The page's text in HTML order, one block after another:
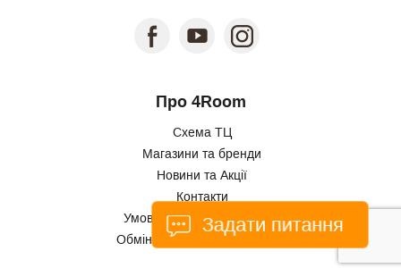
Задати питання
Про 4Room
Схема ТЦ
Магазини та бренди
Новини та Акції
Контакти
Умови використання сайту
Обмін та повернення товарів